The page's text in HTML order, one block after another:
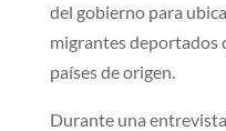
del gobierno para
migrantes deportados
países de origen.
Durante una